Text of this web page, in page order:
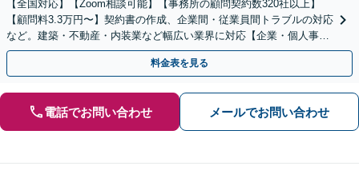
【全国対応】【Zoom相談可能】【事務所の顧問契約数320社以上】
【顧問料3.3万円〜】契約書の作成、企業間・従業員間トラブルの対応
など。建築・不動産・内装業など幅広い業界に対応【企業・個人事業
主の方初回面談無料】
料金表を見る
電話でお問い合わせ メールでお問い合わせ